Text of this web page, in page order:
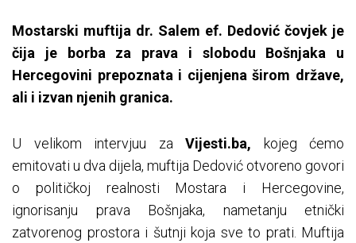
Mostarski muftija dr. Salem ef. Dedović čovjek je
čija je borba za prava i slobodu Bošnjaka u
Hercegovini prepoznata i cijenjena širom države,
ali i izvan njenih granica.
U velikom intervjuu za Vijesti.ba, kojeg ćemo
emitovati u dva dijela, muftija Dedović otvoreno govori
o političkoj realnosti Mostara i Hercegovine,
ignorisanju prava Bošnjaka, nametanju etnički
zatvorenog prostora i šutnji koja sve to prati. Muftija